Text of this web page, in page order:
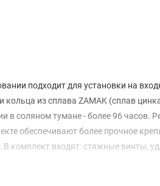
подходит для установки на
из сплава ZAMAK (сплав
в соляном тумане - более 96 часов.
обеспечивают более прочное
комплект входят: стяжные винты,